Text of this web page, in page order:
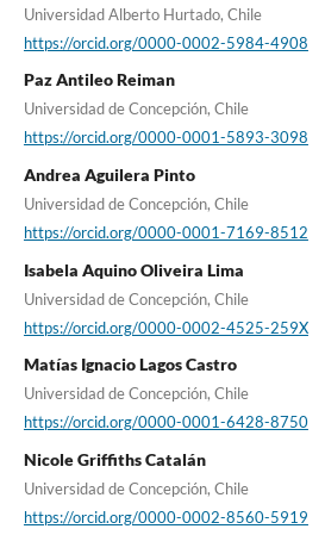
Universidad Alberto Hurtado, Chile
https://orcid.org/0000-0002-5984-4908
Paz Antileo Reiman
Universidad de Concepción, Chile
https://orcid.org/0000-0001-5893-3098
Andrea Aguilera Pinto
Universidad de Concepción, Chile
https://orcid.org/0000-0001-7169-8512
Isabela Aquino Oliveira Lima
Universidad de Concepción, Chile
https://orcid.org/0000-0002-4525-259X
Matías Ignacio Lagos Castro
Universidad de Concepción, Chile
https://orcid.org/0000-0001-6428-8750
Nicole Griffiths Catalán
Universidad de Concepción, Chile
https://orcid.org/0000-0002-8560-5919